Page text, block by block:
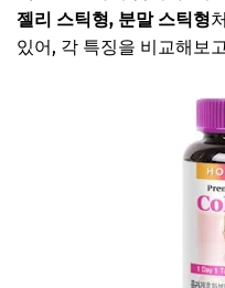
젤리 스틱형, 분말 스틱형
있어, 각 특징을 비교해보